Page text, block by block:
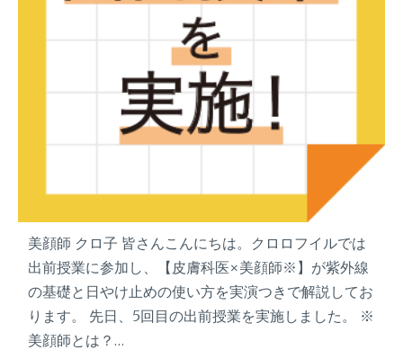
美顔師 クロ子 皆さんこんにちは。クロロフイルでは
出前授業に参加し、【皮膚科医×美顔師※】が紫外線
の基礎と日やけ止めの使い方を実演つきで解説してお
ります。 先日、5回目の出前授業を実施しました。 ※
美顔師とは？…